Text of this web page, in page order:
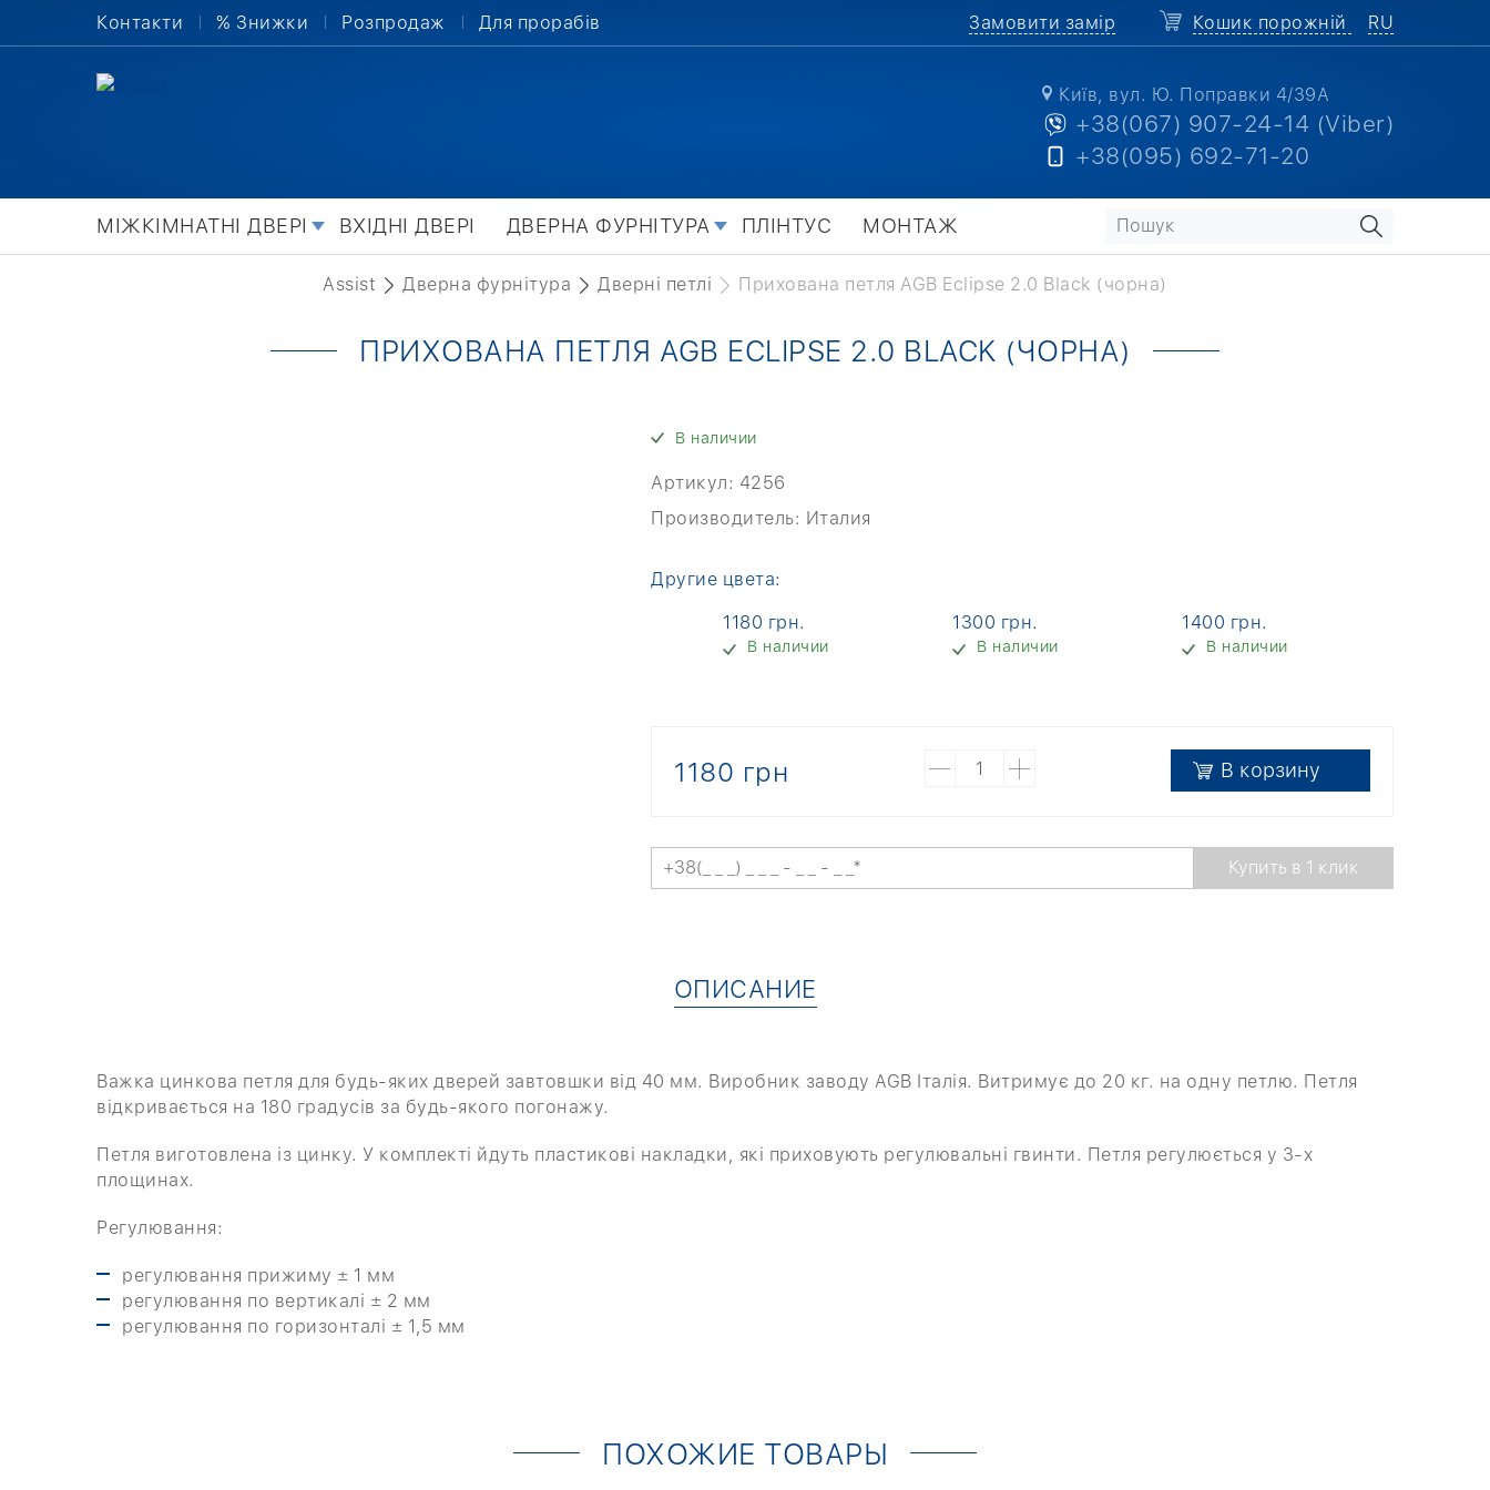
Контакти % Знижки Розпродаж Для прорабів Замовити замір Кошик порожній RU
Київ, вул. Ю. Поправки 4/39А
+38(067) 907-24-14 (Viber)
+38(095) 692-71-20
МІЖКІМНАТНІ ДВЕРІ ВХІДНІ ДВЕРІ ДВЕРНА ФУРНІТУРА ПЛІНТУС МОНТАЖ
Assist Дверна фурнітура Дверні петлі Прихована петля AGB Eclipse 2.0 Black (чорна)
ПРИХОВАНА ПЕТЛЯ AGB ECLIPSE 2.0 BLACK (ЧОРНА)
В наличии
Артикул: 4256
Производитель: Италия
Другие цвета:
1180 грн.
В наличии
1300 грн.
В наличии
1400 грн.
В наличии
1180 грн В корзину
ОПИСАНИЕ
Важка цинкова петля для будь-яких дверей завтовшки від 40 мм. Виробник заводу AGB Італія. Витримує до 20 кг. на одну петлю. Петля
відкривається на 180 градусів за будь-якого погонажу.
Петля виготовлена ​​із цинку. У комплекті йдуть пластикові накладки, які приховують регулювальні гвинти. Петля регулюється у 3-х
площинах.
Регулювання:
регулювання прижиму ± 1 мм
регулювання по вертикалі ± 2 мм
регулювання по горизонталі ± 1,5 мм
ПОХОЖИЕ ТОВАРЫ